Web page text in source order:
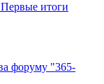
итоги
форуму "365-